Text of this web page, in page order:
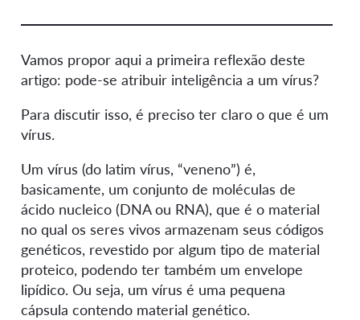
Vamos propor aqui a primeira reflexão deste
artigo: pode-se atribuir inteligência a um vírus?
Para discutir isso, é preciso ter claro o que é um
vírus.
Um vírus (do latim vírus, “veneno”) é,
basicamente, um conjunto de moléculas de
ácido nucleico (DNA ou RNA), que é o material
no qual os seres vivos armazenam seus códigos
genéticos, revestido por algum tipo de material
proteico, podendo ter também um envelope
lipídico. Ou seja, um vírus é uma pequena
cápsula contendo material genético.